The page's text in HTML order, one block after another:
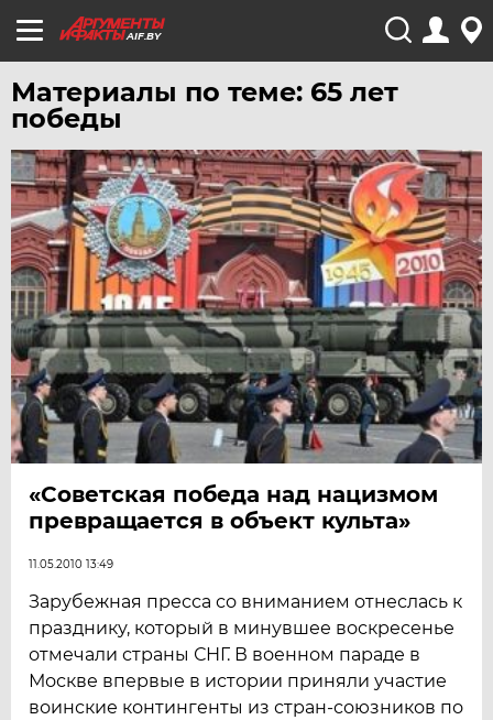
AIF.BY
Материалы по теме: 65 лет
победы
«Советская победа над нацизмом
превращается в объект культа»
11.05.2010 13:49
Зарубежная пресса со вниманием отнеслась к
празднику, который в минувшее воскресенье
отмечали страны СНГ. В военном параде в
Москве впервые в истории приняли участие
воинские контингенты из стран-союзников по